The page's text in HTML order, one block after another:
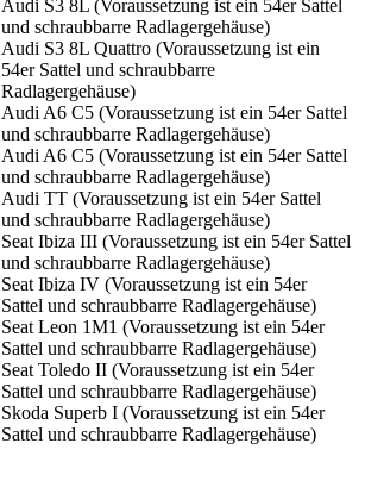
Audi S3 8L (Voraussetzung ist ein 54er Sattel
und schraubbarre Radlagergehäuse)
Audi S3 8L Quattro (Voraussetzung ist ein
54er Sattel und schraubbarre
Radlagergehäuse)
Audi A6 C5 (Voraussetzung ist ein 54er Sattel
und schraubbarre Radlagergehäuse)
Audi A6 C5 (Voraussetzung ist ein 54er Sattel
und schraubbarre Radlagergehäuse)
Audi TT (Voraussetzung ist ein 54er Sattel
und schraubbarre Radlagergehäuse)
Seat Ibiza III (Voraussetzung ist ein 54er Sattel
und schraubbarre Radlagergehäuse)
Seat Ibiza IV (Voraussetzung ist ein 54er
Sattel und schraubbarre Radlagergehäuse)
Seat Leon 1M1 (Voraussetzung ist ein 54er
Sattel und schraubbarre Radlagergehäuse)
Seat Toledo II (Voraussetzung ist ein 54er
Sattel und schraubbarre Radlagergehäuse)
Skoda Superb I (Voraussetzung ist ein 54er
Sattel und schraubbarre Radlagergehäuse)